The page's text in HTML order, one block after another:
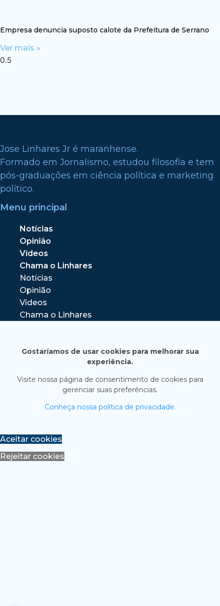
Empresa denuncia suposto calote da Prefeitura de Serrano
Ver mais »
Jose Linhares Jr é maranhense.
Formado em Jornalismo, estudou filosofia e tem
pós-graduações em ciência política e marketing
político.
Menu principal
Notícias
Opinião
Vídeos
Chama o Linhares
Notícias
Opinião
Vídeos
Chama o Linhares
Gostaríamos de usar cookies para melhorar sua
experiência.
Visite nossa página de consentimento de cookies para
gerenciar suas preferências.
Conheça nossa política de privacidade.
Aceitar cookies
Rejeitar cookies